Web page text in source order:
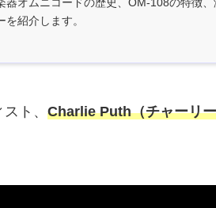
を紹介します。
ト、 Charlie Puth（チャーリ